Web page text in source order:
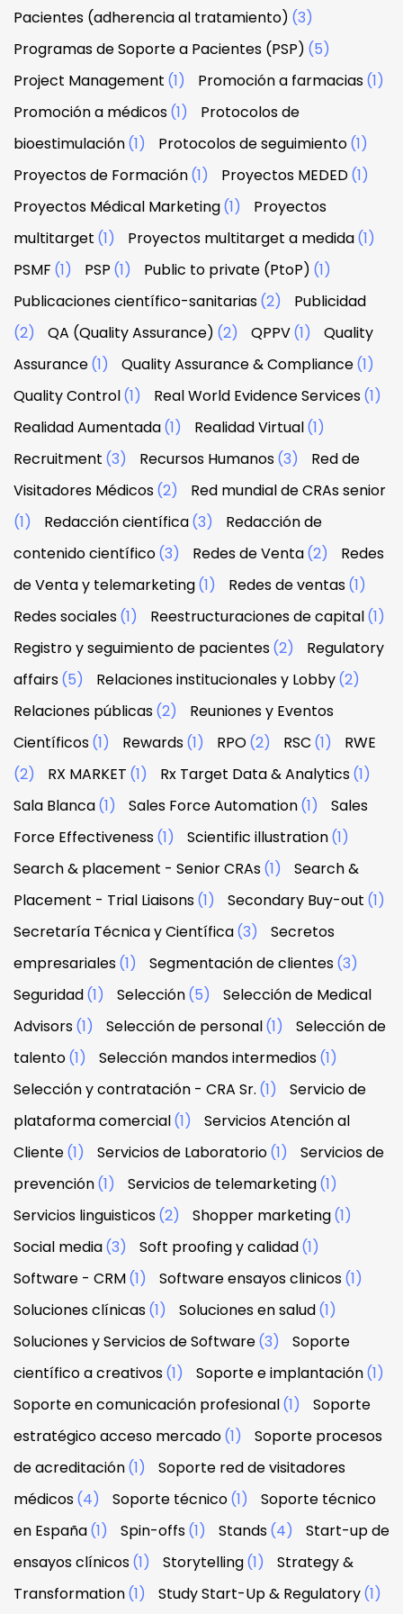
Pacientes (adherencia al tratamiento) (3)
Programas de Soporte a Pacientes (PSP) (5)
Project Management (1) Promoción a farmacias(1)
Promoción a médicos(1)
Protocolos de
bioestimulación(1) Protocolos de seguimiento(1)
Proyectos de Formación(1) Proyectos MEDED(1)
Proyectos Médical Marketing(1)
Proyectos
multitarget (1) Proyectos multitarget a medida(1)
PSMF (1) PSP (1) Public to private (PtoP) (1)
Publicaciones científico-sanitarias(2)
Publicidad
(2)
QA (Quality Assurance) (2) QPPV(1)
Quality
Assurance(1) Quality Assurance & Compliance(1)
Quality Control(1) Real World Evidence Services(1)
Realidad Aumentada(1) Realidad Virtual(1)
Recruitment (3) Recursos Humanos(3)
Red de
Visitadores Médicos(2)
Red mundial de CRAs senior
(1)
Redacción científica(3)
Redacción de
contenido científico(3) Redes de Venta(2)
Redes
de Venta y telemarketing(1) Redes de ventas(1)
Redes sociales(1) Reestructuraciones de capital(1)
Registro y seguimiento de pacientes(2)
Regulatory
affairs(5) Relaciones institucionales y Lobby(2)
Relaciones públicas(2)
Reuniones y Eventos
Científicos(1) Rewards(1) RPO(2) RSC (1)
RWE
(2)
RX MARKET (1) Rx Target Data & Analytics(1)
Sala Blanca(1) Sales Force Automation(1)
Sales
Force Effectiveness(1) Scientific illustration(1)
Search & placement - Senior CRAs(1)
Search &
Placement - Trial Liaisons(1) Secondary Buy-out (1)
Secretaría Técnica y Científica(3)
Secretos
empresariales(1) Segmentación de clientes(3)
Seguridad(1) Selección(5)
Selección de Medical
Advisors(1) Selección de personal(1)
Selección de
talento(1) Selección mandos intermedios(1)
Selección y contratación - CRA Sr. (1)
Servicio de
plataforma comercial(1)
Servicios Atención al
Cliente(1) Servicios de Laboratorio(1)
Servicios de
prevención(1) Servicios de telemarketing(1)
Servicios linguisticos(2) Shopper marketing(1)
Social media(3) Soft proofing y calidad(1)
Software - CRM(1) Software ensayos clinicos(1)
Soluciones clínicas(1) Soluciones en salud(1)
Soluciones y Servicios de Software(3)
Soporte
científico a creativos(1) Soporte e implantación(1)
Soporte en comunicación profesional(1)
Soporte
estratégico acceso mercado(1)
Soporte procesos
de acreditación(1)
Soporte red de visitadores
médicos(4) Soporte técnico(1)
Soporte técnico
en España(1) Spin-offs(1) Stands(4)
Start-up de
ensayos clínicos(1) Storytelling(1)
Strategy &
Transformation(1) Study Start-Up & Regulatory(1)